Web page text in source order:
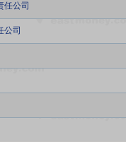
任公司
公司